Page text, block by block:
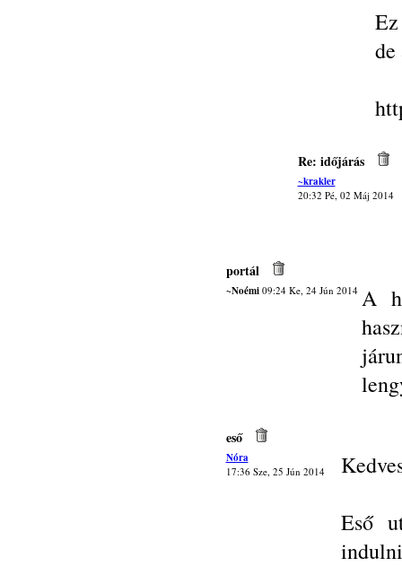
Re: időjárás
~krakler
20:32 Pé, 02 Máj 2014
portál
~Noémi09:24 Ke, 24 Jún 2014 A
eső
Nóra
17:36 Sze, 25 Jún 2014
Eső